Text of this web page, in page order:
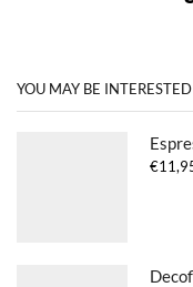
YOU MAY BE
€